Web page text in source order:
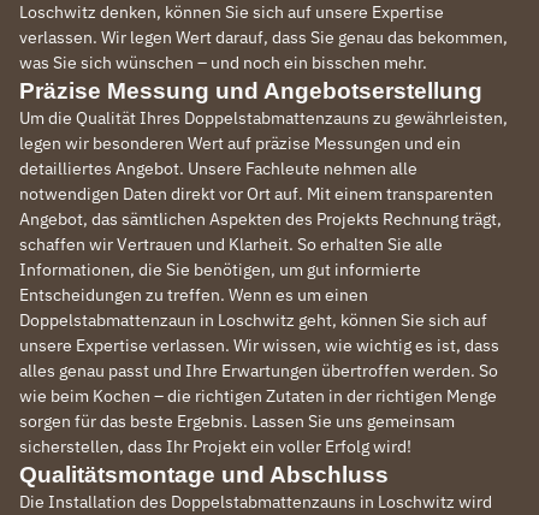
Loschwitz denken, können Sie sich auf unsere Expertise
verlassen. Wir legen Wert darauf, dass Sie genau das bekommen,
was Sie sich wünschen – und noch ein bisschen mehr.
Präzise Messung und Angebotserstellung
Um die Qualität Ihres Doppelstabmattenzauns zu gewährleisten,
legen wir besonderen Wert auf präzise Messungen und ein
detailliertes Angebot. Unsere Fachleute nehmen alle
notwendigen Daten direkt vor Ort auf. Mit einem transparenten
Angebot, das sämtlichen Aspekten des Projekts Rechnung trägt,
schaffen wir Vertrauen und Klarheit. So erhalten Sie alle
Informationen, die Sie benötigen, um gut informierte
Entscheidungen zu treffen. Wenn es um einen
Doppelstabmattenzaun in Loschwitz geht, können Sie sich auf
unsere Expertise verlassen. Wir wissen, wie wichtig es ist, dass
alles genau passt und Ihre Erwartungen übertroffen werden. So
wie beim Kochen – die richtigen Zutaten in der richtigen Menge
sorgen für das beste Ergebnis. Lassen Sie uns gemeinsam
sicherstellen, dass Ihr Projekt ein voller Erfolg wird!
Qualitätsmontage und Abschluss
Die Installation des Doppelstabmattenzauns in Loschwitz wird